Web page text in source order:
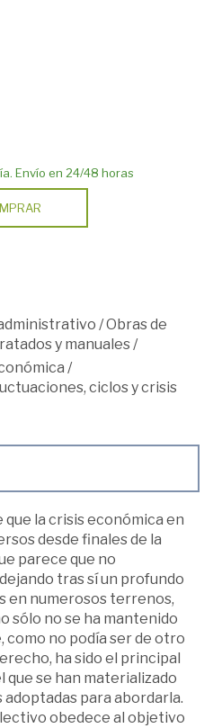
Envío en 24/48 horas
/Obras de
y manuales/
/
ciclos y crisis
que la crisis económica en
desde finales de la
parece que no
tras sí un profundo
en numerosos terrenos,
sólo no se ha mantenido
como no podía ser de otro
ha sido el principal
se han materializado
adoptadas para abordarla.
obedece al objetivo